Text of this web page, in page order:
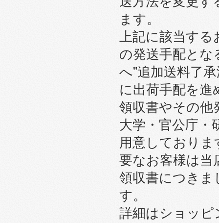
ます。
上記に該当する
の発送手配とな
へ”追加送料了
に出荷手配を進
領収書やその他
大学・官公庁・
用意しておりま
要なお客様は当
領収書につきま
す。
詳細はショッ